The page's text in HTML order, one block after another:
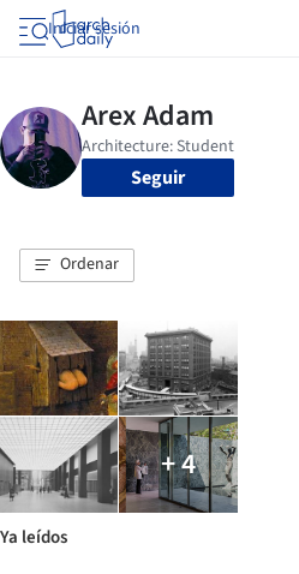
Iniciar sesión
Seguir
Ordenar
+ 4
Ya leídos